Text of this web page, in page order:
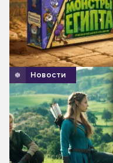
Новости